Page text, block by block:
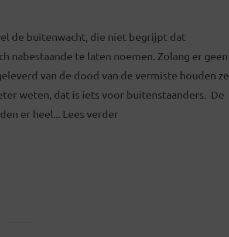
de buitenwacht, die niet begrijpt dat
nabestaande te laten noemen. Zolang er geen
van de dood van de vermiste houden ze
weten, dat is iets voor buitenstaanders. De
er heel... Lees verder